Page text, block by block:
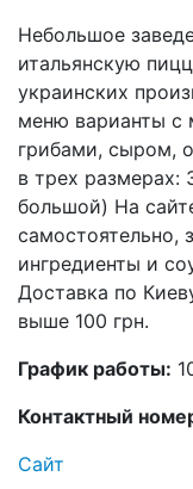
Небольшое
итальянскую
украинских
меню варианты с
грибами, сыром,
в трех
большой) На
самостоятельно,
ингредиенты и
Доставка по
выше 100 грн.
График работы:
Контактный
Сайт